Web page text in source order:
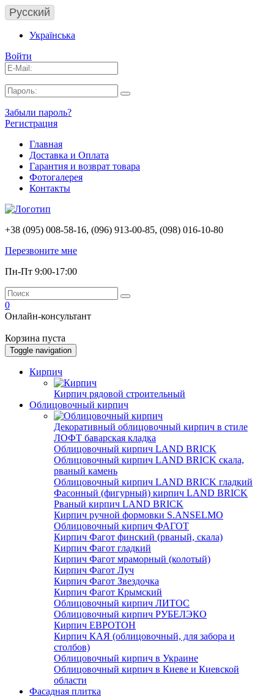
Русский
Українська
Войти
Забыли пароль?
Регистрация
Главная
Доставка и Оплата
Гарантия и возврат товара
Фотогалерея
Контакты
+38 (095) 008-58-16, (096) 913-00-85, (098) 016-10-80
Перезвоните мне
Пн-Пт 9:00-17:00
0
Онлайн-консультант
Корзина пуста
Toggle navigation
Кирпич
Кирпич рядовой строительный
Облицовочный кирпич
Декоративный облицовочный кирпич в стиле
ЛОФТ баварская кладка
Облицовочный кирпич LAND BRICK
Облицовочный кирпич LAND BRICK скала,
рваный камень
Облицовочный кирпич LAND BRICK гладкий
Фасонный (фигурный) кирпич LAND BRICK
Рваный кирпич LAND BRICK
Кирпич ручной формовки S.ANSELMO
Облицовочный кирпич ФАГОТ
Кирпич Фагот финский (рваный, скала)
Кирпич Фагот гладкий
Кирпич Фагот мраморный (колотый)
Кирпич Фагот Луч
Кирпич Фагот Звездочка
Кирпич Фагот Крымский
Облицовочный кирпич ЛИТОС
Облицовочный кирпич РУБЕЛЭКО
Кирпич ЕВРОТОН
Кирпич КАЯ (облицовочный, для забора и
столбов)
Облицовочный кирпич в Украине
Облицовочный кирпич в Киеве и Киевской
области
Фасадная плитка